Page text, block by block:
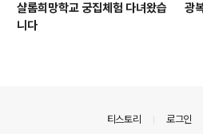
샬롬희망학교 궁집체험 다녀왔습
니다
광
티스토리 로그인